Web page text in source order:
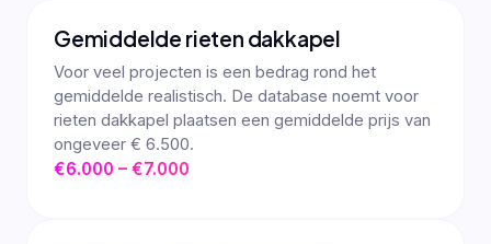
Gemiddelde rieten dakkapel
Voor veel projecten is een bedrag rond het
gemiddelde realistisch. De database noemt voor
rieten dakkapel plaatsen een gemiddelde prijs van
ongeveer € 6.500.
€6.000 – €7.000